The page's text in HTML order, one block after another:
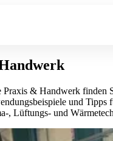
Praxis & Handwerk finden
und Tipps
, Lüftungs- und